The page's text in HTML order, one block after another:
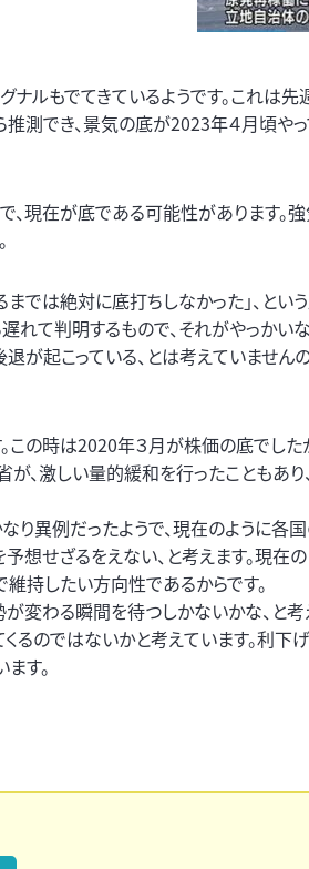
ルもでてきているようです。これは先
測でき、景気の底が2023年４月頃や
現在が底である可能性があります。
は絶対に底打ちしなかった」、とい
て判明するもので、それがやっかいな
が起こっている、とは考えていません
この時は2020年３月が株価の底でし
、激しい量的緩和を行ったこともあ
異例だったようで、現在のように各
せざるをえない、と考えます。現在の
持したい方向性であるからです。
変わる瞬間を待つしかないかな、と考
るのではないかと考えています。利下
す。